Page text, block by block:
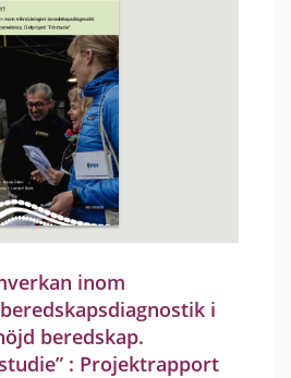
inom
i
beredskap.
: Projektrapport